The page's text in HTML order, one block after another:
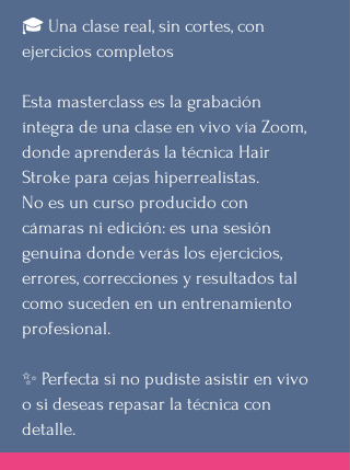
🎓 Una clase real, sin cortes, con
ejercicios completos
Esta masterclass es la grabación
íntegra de una clase en vivo vía Zoom,
donde aprenderás la técnica Hair
Stroke para cejas hiperrealistas.
No es un curso producido con
cámaras ni edición: es una sesión
genuina donde verás los ejercicios,
errores, correcciones y resultados tal
como suceden en un entrenamiento
profesional.
✨ Perfecta si no pudiste asistir en vivo
o si deseas repasar la técnica con
detalle.